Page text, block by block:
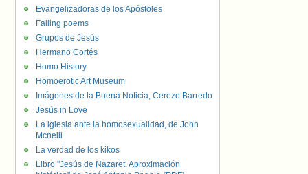
Evangelizadoras de los Apóstoles
Falling poems
Grupos de Jesús
Hermano Cortés
Homo History
Homoerotic Art Museum
Imágenes de la Buena Noticia, Cerezo Barredo
Jesús in Love
La iglesia ante la homosexualidad, de John
Mcneill
La verdad de los kikos
Libro "Jesús de Nazaret. Aproximación